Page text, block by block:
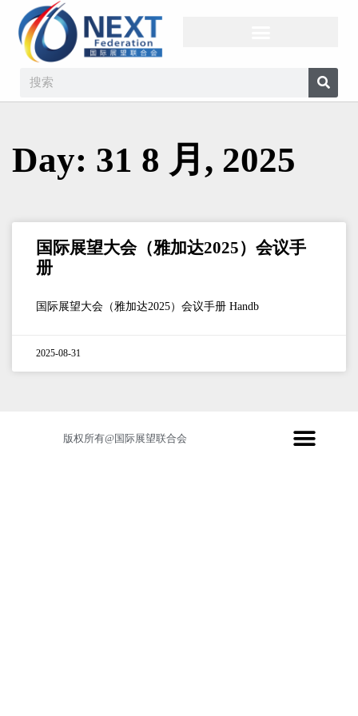
Day: 31 8 月, 2025
国际展望大会（雅加达2025）会议手
册
国际展望大会（雅加达2025）会议手册 Handb
2025-08-31
版权所有@国际展望联合会